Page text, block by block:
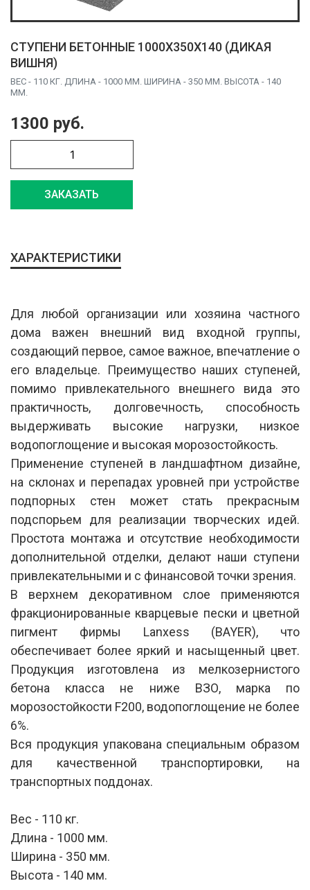
СТУПЕНИ БЕТОННЫЕ 1000X350X140 (ДИКАЯ
ВИШНЯ)
ВЕС - 110 КГ. ДЛИНА - 1000 ММ. ШИРИНА - 350 ММ. ВЫСОТА - 140
ММ.
1300 руб.
ЗАКАЗАТЬ
ХАРАКТЕРИСТИКИ
Для любой организации или хозяина частного
дома важен внешний вид входной группы,
создающий первое, самое важное, впечатление о
его владельце. Преимущество наших ступеней,
помимо привлекательного внешнего вида это
практичность, долговечность, способность
выдерживать высокие нагрузки, низкое
водопоглощение и высокая морозостойкость.
Применение ступеней в ландшафтном дизайне,
на склонах и перепадах уровней при устройстве
подпорных стен может стать прекрасным
подспорьем для реализации творческих идей.
Простота монтажа и отсутствие необходимости
дополнительной отделки, делают наши ступени
привлекательными и с финансовой точки зрения.
В верхнем декоративном слое применяются
фракционированные кварцевые пески и цветной
пигмент фирмы Lanxess (BAYER), что
обеспечивает более яркий и насыщенный цвет.
Продукция изготовлена из мелкозернистого
бетона класса не ниже ВЗО, марка по
морозостойкости F200, водопоглощение не более
6%.
Вся продукция упакована специальным образом
для качественной транспортировки, на
транспортных поддонах.
Вес - 110 кг.
Длина - 1000 мм.
Ширина - 350 мм.
Высота - 140 мм.